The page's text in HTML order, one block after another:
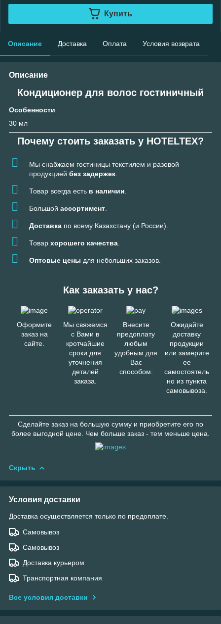
Купить
Описание Доставка Оплата Условия возврата
Описание
Кондиционер для волос гостиничный
Особенности
30 мл
Почему стоить заказать у HOTELTEX?
Мы снабжаем гостиницы текстилем и разовой
продукцией без задержек
Товар всегда есть в наличии
Большой ассортимент
Доставка по всему Казахстану (и России).
Товар хорошего качества
Оптовые цены для небольших заказов.
Как заказать у нас?
Оформите
заказ на
сайте.
Мы свяжемся
с Вами в
кротчайшие
сроки для
уточнения
деталей
заказа.
Внесите
предоплату
любым
удобным для
Вас
способом.
Ожидайте
доставку
продукции
или замерите
ее
самостоятель
но из пункта
самовывоза.
Сделайте заказ на большую сумму и приобретите его по
более выгодной цене. Чем больше заказ - тем меньше цена.
Скрыть
Условия доставки
Доставка осуществляется только по предоплате.
Самовывоз
Самовывоз
Доставка курьером
Транспортная компания
Все условия доставки